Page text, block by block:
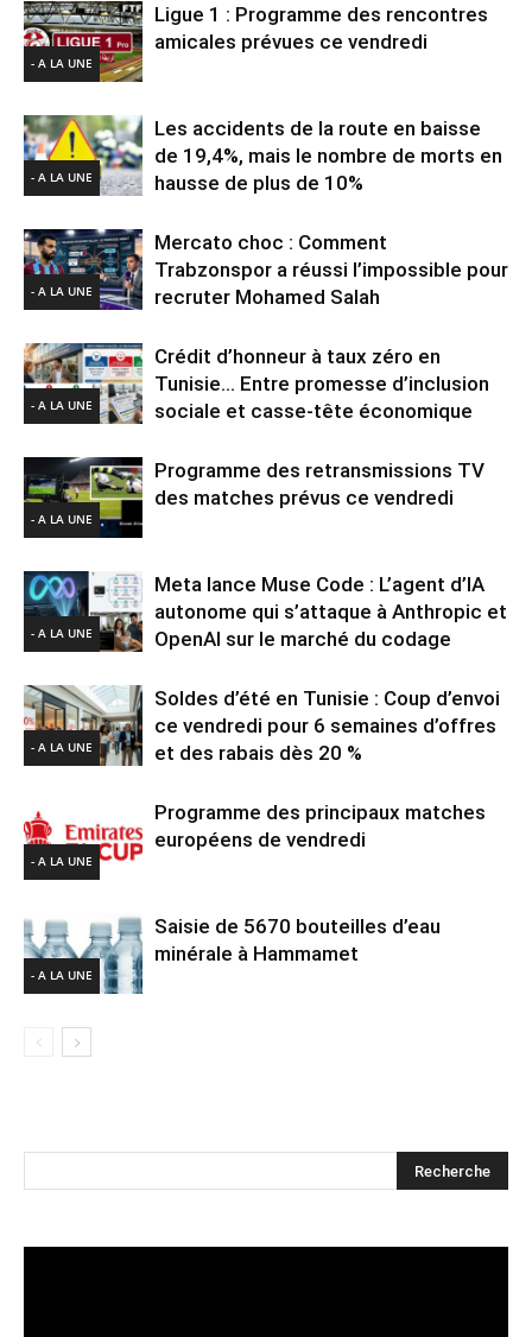
- A LA UNE
Ligue 1 : Programme des rencontres
amicales prévues ce vendredi
- A LA UNE
Les accidents de la route en baisse
de 19,4%, mais le nombre de morts en
hausse de plus de 10%
- A LA UNE
Mercato choc : Comment
Trabzonspor a réussi l’impossible pour
recruter Mohamed Salah
- A LA UNE
Crédit d’honneur à taux zéro en
Tunisie… Entre promesse d’inclusion
sociale et casse-tête économique
- A LA UNE
Programme des retransmissions TV
des matches prévus ce vendredi
- A LA UNE
Meta lance Muse Code : L’agent d’IA
autonome qui s’attaque à Anthropic et
OpenAI sur le marché du codage
- A LA UNE
Soldes d’été en Tunisie : Coup d’envoi
ce vendredi pour 6 semaines d’offres
et des rabais dès 20 %
- A LA UNE
Programme des principaux matches
européens de vendredi
- A LA UNE
Saisie de 5670 bouteilles d’eau
minérale à Hammamet